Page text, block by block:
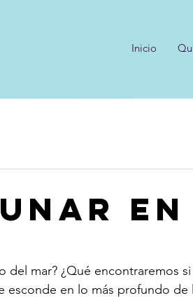
Inicio
EN
del mar? ¿Qué encontraremos
esconde en lo más profundo de